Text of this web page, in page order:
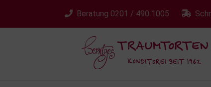
Beratung 0201 / 490 1005